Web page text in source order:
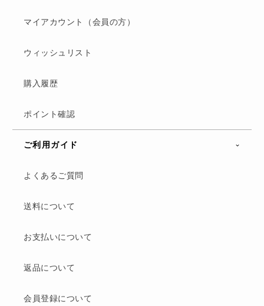
マイアカウント（会員の方）
ウィッシュリスト
購入履歴
ポイント確認
ご利用ガイド
よくあるご質問
送料について
お支払いについて
返品について
会員登録について